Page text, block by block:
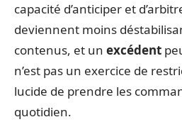
capacité d’anticiper et
deviennent moins
contenus, et un excédent
n’est pas un exercice de
lucide de prendre les
quotidien.